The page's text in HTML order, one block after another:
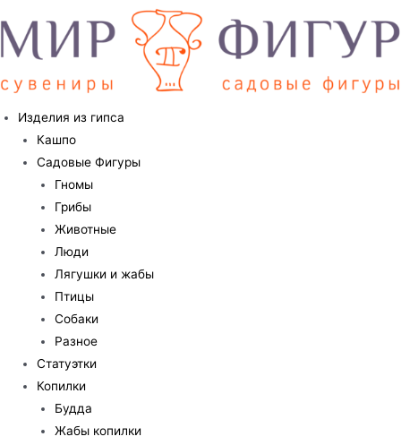
к
содержимому
Изделия из гипса
Кашпо
Садовые Фигуры
Гномы
Грибы
Животные
Люди
Лягушки и жабы
Птицы
Собаки
Разное
Статуэтки
Копилки
Будда
Жабы копилки